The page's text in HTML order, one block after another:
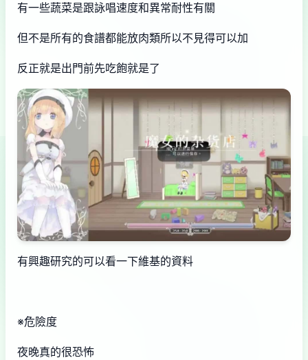
有一些蔬菜是跟詠唱速度和異常耐性有關
但不是所有的食譜都能放肉類所以不見得可以加
反正就是出門前先吃飽就是了
有興趣研究的可以看一下維基的資料
※危險度
夜晚真的很恐怖